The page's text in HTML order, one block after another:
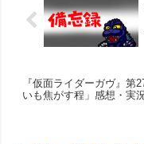
『仮面ライダーガヴ』第
いも焦がす程」感想・実